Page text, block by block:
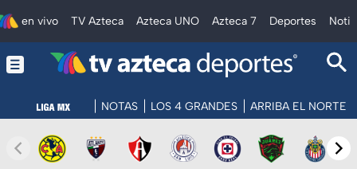
en vivo TV Azteca Azteca UNO Azteca 7 Deportes
NOTAS LOS 4 GRANDES ARRIBA EL NORTE